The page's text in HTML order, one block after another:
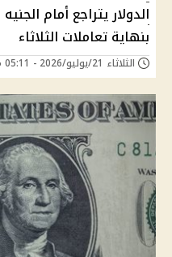
الدولار يتراجع أمام
بنهاية تعاملات الثلاثاء
الثلاثاء 21/يوليو/2026 - 05:11 م